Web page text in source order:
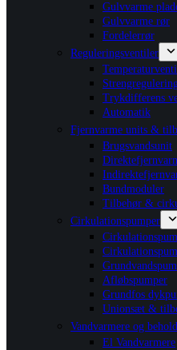
Gulvvarme
Gulvvarme rør
Fordelerrør
Reguleringsventiler
Trykdifferens
Automatik
Fjernvarme units &
Brugsvandsunit
Bundmoduler
Tilbehør &
Cirkulationspumper
Afløbspumper
Grundfos
Unionsæt &
Vandvarmere og
El Vandvarmere